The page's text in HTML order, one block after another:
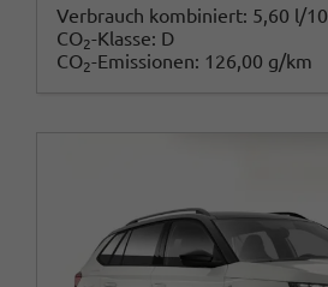
Verbrauch kombiniert: 5,60 l/
CO2-Klasse: D
CO2-Emissionen: 126,00 g/km